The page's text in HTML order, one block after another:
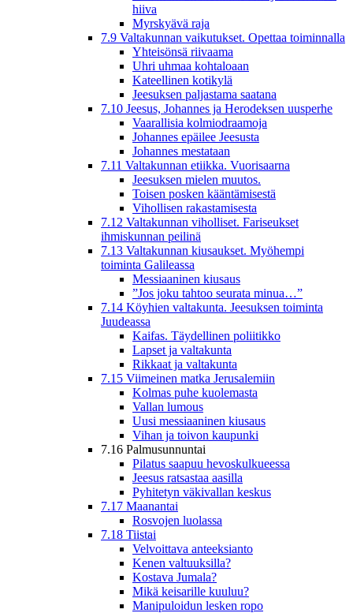
hiiva
Myrskyävä raja
7.9 Valtakunnan vaikutukset. Opettaa toiminnalla
Yhteisönsä riivaama
Uhri uhmaa kohtaloaan
Kateellinen kotikylä
Jeesuksen paljastama saatana
7.10 Jeesus, Johannes ja Herodeksen uusperhe
Vaarallisia kolmiodraamoja
Johannes epäilee Jeesusta
Johannes mestataan
7.11 Valtakunnan etiikka. Vuorisaarna
Jeesuksen mielen muutos.
Toisen posken kääntämisestä
Vihollisen rakastamisesta
7.12 Valtakunnan viholliset. Fariseukset
ihmiskunnan peilinä
7.13 Valtakunnan kiusaukset. Myöhempi
toiminta Galileassa
Messiaaninen kiusaus
”Jos joku tahtoo seurata minua…”
7.14 Köyhien valtakunta. Jeesuksen toiminta
Juudeassa
Kaifas. Täydellinen poliitikko
Lapset ja valtakunta
Rikkaat ja valtakunta
7.15 Viimeinen matka Jerusalemiin
Kolmas puhe kuolemasta
Vallan lumous
Uusi messiaaninen kiusaus
Vihan ja toivon kaupunki
7.16 Palmusunnuntai
Pilatus saapuu hevoskulkueessa
Jeesus ratsastaa aasilla
Pyhitetyn väkivallan keskus
7.17 Maanantai
Rosvojen luolassa
7.18 Tiistai
Velvoittava anteeksianto
Kenen valtuuksilla?
Kostava Jumala?
Mikä keisarille kuuluu?
Manipuloidun lesken ropo